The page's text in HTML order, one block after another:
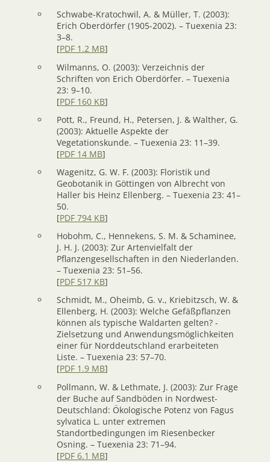
Schwabe-Kratochwil, A. & Müller, T. (2003):
Erich Oberdörfer (1905-2002). – Tuexenia 23:
3–8.
[PDF 1.2 MB]
Wilmanns, O. (2003): Verzeichnis der
Schriften von Erich Oberdörfer. – Tuexenia
23: 9–10.
[PDF 160 KB]
Pott, R., Freund, H., Petersen, J. & Walther, G.
(2003): Aktuelle Aspekte der
Vegetationskunde. – Tuexenia 23: 11–39.
[PDF 14 MB]
Wagenitz, G. W. F. (2003): Floristik und
Geobotanik in Göttingen von Albrecht von
Haller bis Heinz Ellenberg. – Tuexenia 23: 41–
50.
[PDF 794 KB]
Hobohm, C., Hennekens, S. M. & Schaminee,
J. H. J. (2003): Zur Artenvielfalt der
Pflanzengesellschaften in den Niederlanden.
– Tuexenia 23: 51–56.
[PDF 517 KB]
Schmidt, M., Oheimb, G. v., Kriebitzsch, W. &
Ellenberg, H. (2003): Welche Gefäßpflanzen
können als typische Waldarten gelten? -
Zielsetzung und Anwendungsmöglichkeiten
einer für Norddeutschland erarbeiteten
Liste. – Tuexenia 23: 57–70.
[PDF 1.9 MB]
Pollmann, W. & Lethmate, J. (2003): Zur Frage
der Buche auf Sandböden in Nordwest-
Deutschland: Ökologische Potenz von Fagus
sylvatica L. unter extremen
Standortbedingungen im Riesenbecker
Osning. – Tuexenia 23: 71–94.
[PDF 6.1 MB]